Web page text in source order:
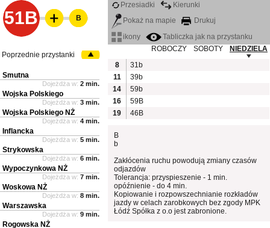
51B
Przesiadki
Kierunki
Pokaż na mapie
Drukuj
ikony
Tabliczka jak na przystanku
ROBOCZY
SOBOTY
NIEDZIELA
8
31b
11
39b
14
59b
16
59B
19
46B
B
b
Zakłócenia ruchu powodują zmiany czasów
odjazdów
Tolerancja: przyspieszenie - 1 min.
opóźnienie - do 4 min.
Kopiowanie i rozpowszechnianie rozkładów
jazdy w celach zarobkowych bez zgody MPK
Łódź Spółka z o.o jest zabronione.
B
Poprzednie przystanki
Smutna
Dojeżdża w: 2 min.
Wojska Polskiego
Dojeżdża w: 3 min.
Wojska Polskiego NŻ
Dojeżdża w: 4 min.
Inflancka
Dojeżdża w: 5 min.
Strykowska
Dojeżdża w: 6 min.
Wypoczynkowa NŻ
Dojeżdża w: 7 min.
Woskowa NŻ
Dojeżdża w: 8 min.
Warszawska
Dojeżdża w: 9 min.
Rogowska NŻ